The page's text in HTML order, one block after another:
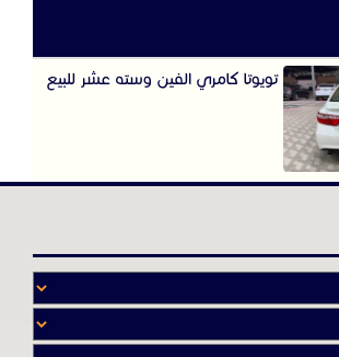
تويوتا كامري الفين وسته عشر للبيع